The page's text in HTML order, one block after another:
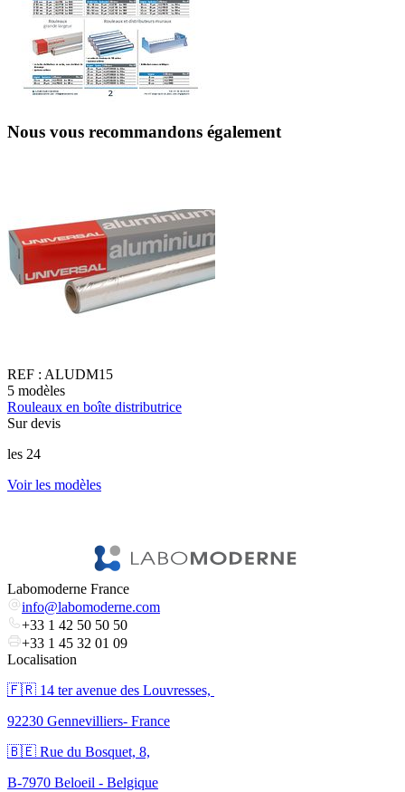
Nous vous recommandons également
REF : ALUDM15
5 modèles
Rouleaux en boîte distributrice
Sur devis
les 24
Voir les modèles
Labomoderne France
info@labomoderne.com
+33 1 42 50 50 50
+33 1 45 32 01 09
Localisation
🇫🇷 ​14 ter avenue des Louvresses,
92230 Gennevilliers- France
🇧🇪 Rue du Bosquet, 8,
B-7970 Beloeil - Belgique